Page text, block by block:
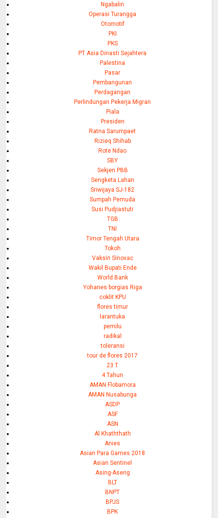
Ngabalin
Operasi Turangga
Otomotif
PKI
PKS
PT Asia Dinasti Sejahtera
Palestina
Pasar
Pembangunan
Perdagangan
Perlindungan Pekerja Migran
Piala
Presiden
Ratna Sarumpaet
Rizieq Shihab
Rote Ndao
SBY
Sekjen PBB
Sengketa Lahan
Sriwijaya SJ-182
Sumpah Pemuda
Susi Pudjiastuti
TGB
TNI
Timor Tengah Utara
Tokoh
Vaksin Sinovac
Wakil Bupati Ende
World Bank
Yohanes borgias Riga
coklit KPU
flores timur
larantuka
pemilu
radikal
toleransi
tour de flores 2017
23 T
4 Tahun
AMAN Flobamora
AMAN Nusabunga
ASDP
ASF
ASN
Al Khaththath
Anies
Asian Para Games 2018
Asian Sentinel
Asing-Aseng
BLT
BNPT
BPJS
BPK